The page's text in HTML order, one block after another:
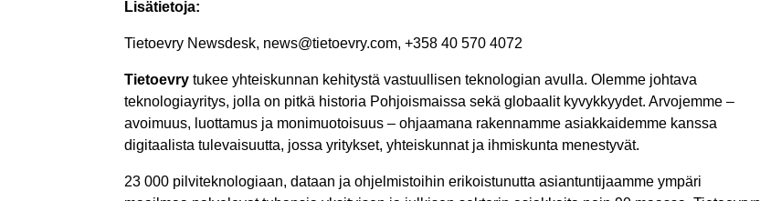
Lisätietoja:
Tietoevry Newsdesk, news@tietoevry.com, +358 40 570 4072
Tietoevry tukee yhteiskunnan kehitystä vastuullisen teknologian avulla. Olemme johtava
teknologiayritys, jolla on pitkä historia Pohjoismaissa sekä globaalit kyvykkyydet. Arvojemme –
avoimuus, luottamus ja monimuotoisuus – ohjaamana rakennamme asiakkaidemme kanssa
digitaalista tulevaisuutta, jossa yritykset, yhteiskunnat ja ihmiskunta menestyvät.
23 000 pilviteknologiaan, dataan ja ohjelmistoihin erikoistunutta asiantuntijaamme ympäri